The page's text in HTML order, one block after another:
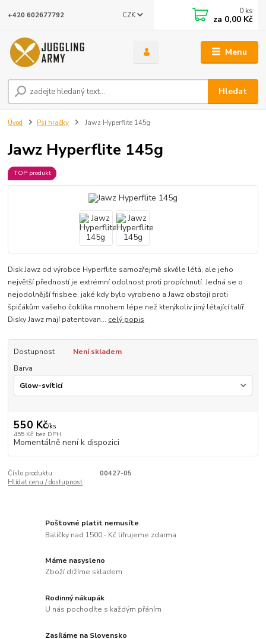
Menu
CZK
Hledat
+420 602677792 0 ks
za 0,00 Kč
Úvod Psí hračky Jawz Hyperflite 145g
Jawz Hyperflite 145g
TOP produkt
Disk Jawz od výrobce Hyperflite samozřejmě skvěle létá, ale jeho
největší předností je extrémní odolnost proti propíchnutí. Jedná se o
nejodolnější frisbee, jaké kdy bylo vyrobeno a Jawz obstojí proti
špičákům vašeho čoklíka mnohem lépe než kterýkoliv jiný létající talíř.
Disky Jawz mají patentovan... celý popis
Dostupnost
Není skladem
Barva
550 Kč/ks
455 Kč bez DPH
Momentálně není k dispozici
Číslo produktu:
00427-05
Hlídat cenu / dostupnost
Poštovné platit nemusíte
Balíčky nad 1500,- Kč lifrujeme zdarma
Máme nasysleno
Zboží držíme skladem
Rodinný nákupák
U nás pochodíte s každým přáním
Zasíláme na Slovensko